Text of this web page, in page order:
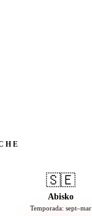
🇸🇪
Abisko
Temporada: sept–mar